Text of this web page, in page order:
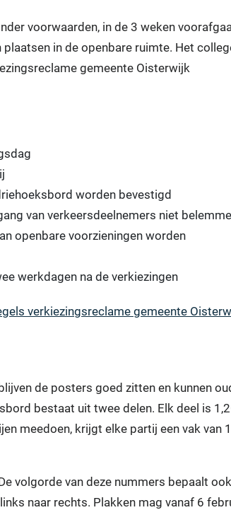
voorwaarden, in de 3 weken
in de openbare ruimte. Het
gemeente Oisterwijk
worden bevestigd
van verkeersdeelnemers niet
openbare voorzieningen worden
werkdagen na de verkiezingen
verkiezingsreclame gemeente
de posters goed zitten en kunnen
bestaat uit twee delen. Elk deel is
meedoen, krijgt elke partij een vak van
volgorde van deze nummers bepaalt
naar rechts. Plakken mag vanaf 6